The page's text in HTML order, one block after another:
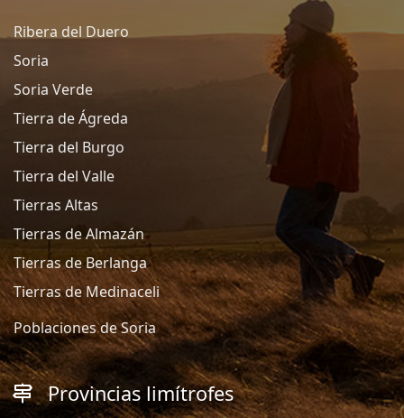
Ribera del Duero
Soria
Soria Verde
Tierra de Ágreda
Tierra del Burgo
Tierra del Valle
Tierras Altas
Tierras de Almazán
Tierras de Berlanga
Tierras de Medinaceli
Poblaciones de Soria
Provincias limítrofes